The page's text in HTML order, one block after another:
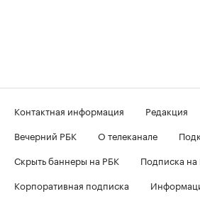
Контактная информация Редакция
Вечерний РБК
О телеканале
Скрыть баннеры на РБК
Подписка
Корпоративная подписка